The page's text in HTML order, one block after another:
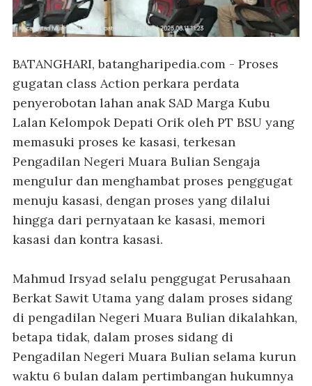
BATANGHARI, batangharipedia.com - Proses
gugatan class Action perkara perdata
penyerobotan lahan anak SAD Marga Kubu
Lalan Kelompok Depati Orik oleh PT BSU yang
memasuki proses ke kasasi, terkesan
Pengadilan Negeri Muara Bulian Sengaja
mengulur dan menghambat proses penggugat
menuju kasasi, dengan proses yang dilalui
hingga dari pernyataan ke kasasi, memori
kasasi dan kontra kasasi.
Mahmud Irsyad selalu penggugat Perusahaan
Berkat Sawit Utama yang dalam proses sidang
di pengadilan Negeri Muara Bulian dikalahkan,
betapa tidak, dalam proses sidang di
Pengadilan Negeri Muara Bulian selama kurun
waktu 6 bulan dalam pertimbangan hukumnya